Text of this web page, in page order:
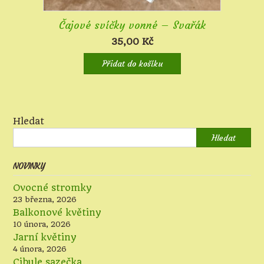
Čajové svíčky vonné – Svařák
35,00 Kč
Přidat do košíku
Hledat
Hledat
NOVINKY
Ovocné stromky
23 března, 2026
Balkonové květiny
10 února, 2026
Jarní květiny
4 února, 2026